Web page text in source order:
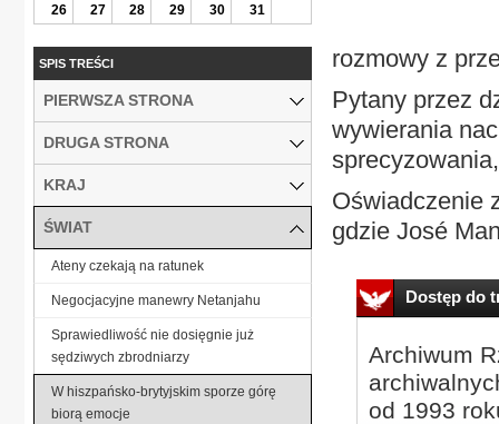
rozmowy z
Pytany przez
wywierania
Oświadczenie
gdzie José
Dostęp do
Archiwum
od 1993
26
27 28 29 30 31
SPIS TREŚCI
PIERWSZA STRONA
DRUGA STRONA
KRAJ
ŚWIAT
Ateny czekają na ratunek
Negocjacyjne manewry Netanjahu
Sprawiedliwość nie dosięgnie już
sędziwych zbrodniarzy
W hiszpańsko-brytyjskim sporze górę
biorą emocje